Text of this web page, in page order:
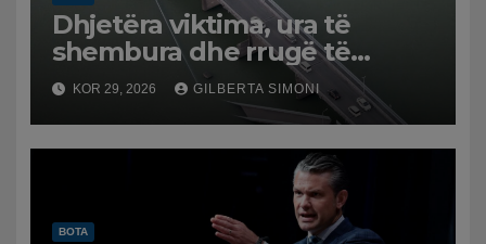
Dhjetëra viktima, ura të
shembura dhe rrugë të
dëmtuara! Japonia goditet
nga tërmeti i fuqishëm,
qindra mijëra të evakuuar
KOR 29, 2026 GILBERTA SIMONI
BOTA